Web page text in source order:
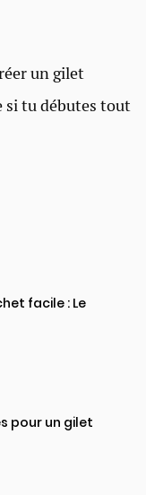
un gilet
si tu débutes tout
facile : Le
pour un gilet